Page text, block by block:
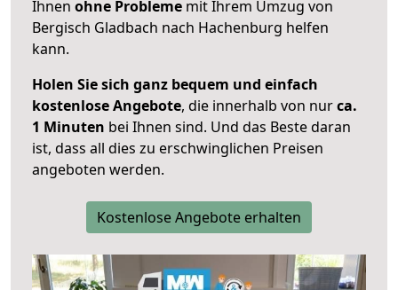
Ihnen ohne Probleme mit Ihrem Umzug von
Bergisch Gladbach nach Hachenburg helfen
kann.
Holen Sie sich ganz bequem und einfach
kostenlose Angebote, die innerhalb von nurca.
1 Minuten bei Ihnen sind. Und das Beste daran
ist, dass all dies zu erschwinglichen Preisen
angeboten werden.
Kostenlose Angebote erhalten